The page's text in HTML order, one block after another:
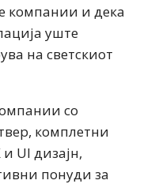
компании и дека
уште
на светскиот
со
комплетни
UI дизајн,
понуди за